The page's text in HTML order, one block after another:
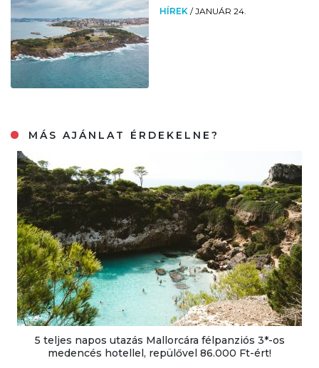
HÍREK /JANUÁR 24.
MÁS AJÁNLAT ÉRDEKELNE?
5 teljes napos utazás Mallorcára félpanziós 3*-os
medencés hotellel, repülővel 86.000 Ft-ért!